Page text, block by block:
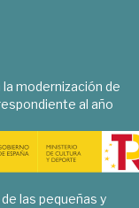
modernización de
al año
las pequeñas y